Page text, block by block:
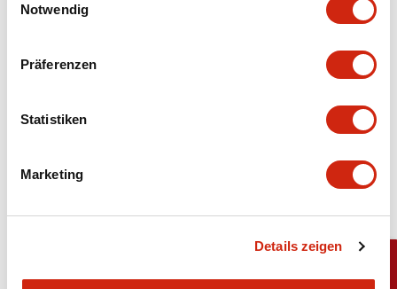
Notwendig
Präferenzen
Statistiken
Marketing
Details zeigen